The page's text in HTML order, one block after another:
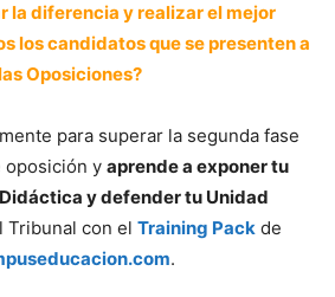
la diferencia y realizar el mejor
los candidatos que se presenten a
Oposiciones?
para superar la segunda fase
oposición y aprende a exponer tu
y defender tu Unidad
Tribunal con el Training Pack de
.